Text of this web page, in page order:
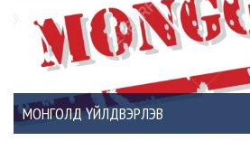
МОНГОЛД ҮЙЛДВЭРЛЭВ